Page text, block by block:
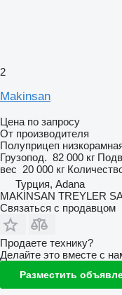
2
Makinsan
Цена по запросу
От производителя
Полуприцеп
Грузопод. 82 000 кг
вес 20 000 кг
Турция, Adana
MAKİNSAN TREYLER
Связаться с продавцом
Продаете технику?
Делайте это вместе с
Разместить